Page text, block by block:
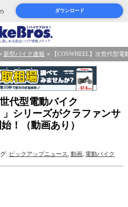
ダウンロード
新型バイク速報 【COSWHEEL】次世代型
代型電動バイク
」シリーズがクラファンサ
！（動画あり）
: ピックアップニュース, 動画, 電動バイク